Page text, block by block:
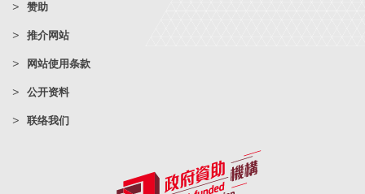
赞助
推介网站
网站使用条款
公开资料
联络我们